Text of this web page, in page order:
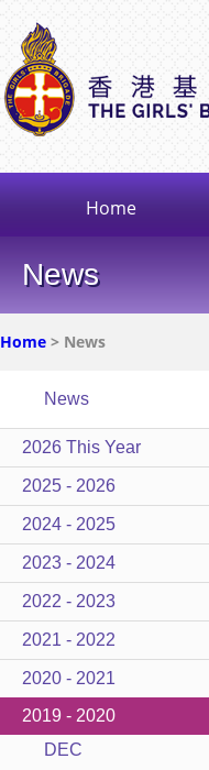
Home
News
Home > News
News
2026 This Year
2025 - 2026
2024 - 2025
2023 - 2024
2022 - 2023
2021 - 2022
2020 - 2021
2019 - 2020
DEC